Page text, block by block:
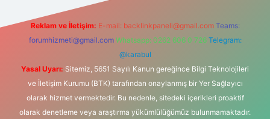
Reklam ve İletişim: E-mail: backlinkpaneli@gmail.com Teams:
forumhizmeti@gmail.com Whatsapp: 0262 606 0 726 Telegram:
@karabul
Yasal Uyarı: Sitemiz, 5651 Sayılı Kanun gereğince Bilgi Teknolojileri
ve İletişim Kurumu (BTK) tarafından onaylanmış bir Yer Sağlayıcı
olarak hizmet vermektedir. Bu nedenle, sitedeki içerikleri proaktif
olarak denetleme veya araştırma yükümlülüğümüz bulunmamaktadır.